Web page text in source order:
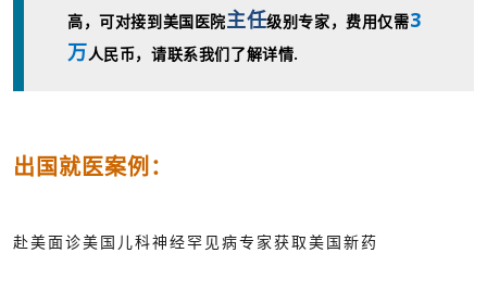
高，可对接到美国医院主任级别专家，费用仅需3
万人民币，请联系我们了解详情.
出国就医案例：
赴美面诊美国儿科神经罕见病专家获取美国新药